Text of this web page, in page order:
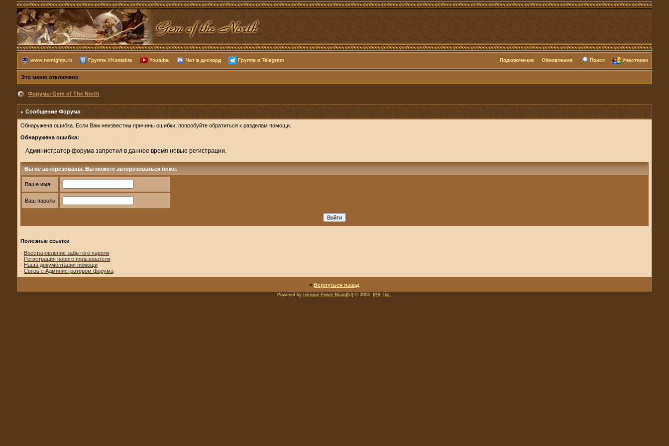
www.nwnights.ru Группа VKontakte Youtube Чат в дискорд Группа в Telegram Подключение Обновления Поиск Участники
Это меню отключено
Форумы Gem of The North
Сообщение Форума
Обнаружена ошибка. Если Вам неизвестны причины ошибки, попробуйте обратиться к разделам помощи.
Обнаружена ошибка:
Администратор форума запретил в данное время новые регистрации.
Вы не авторизованы. Вы можете авторизоваться ниже.
Ваше имя
Ваш пароль
Полезные ссылки
· Восстановление забытого пароля
· Регистрация нового пользователя
· Наша документация помощи
· Связь с Администратором форума
<Вернуться назад
Powered by Invision Power Board(U) © 2003 IPS, Inc.